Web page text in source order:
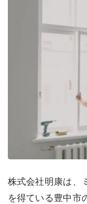
株式会社明康は、
を得ている豊中市